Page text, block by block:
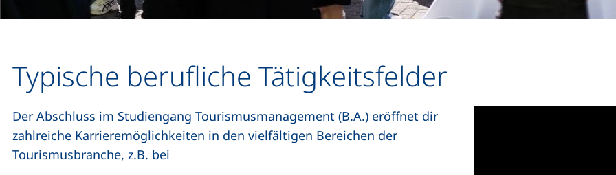
Typische berufliche Tätigkeitsfelder
Der Abschluss im Studiengang Tourismusmanagement (B.A.) eröffnet dir
zahlreiche Karrieremöglichkeiten in den vielfältigen Bereichen der
Tourismusbranche, z.B. bei